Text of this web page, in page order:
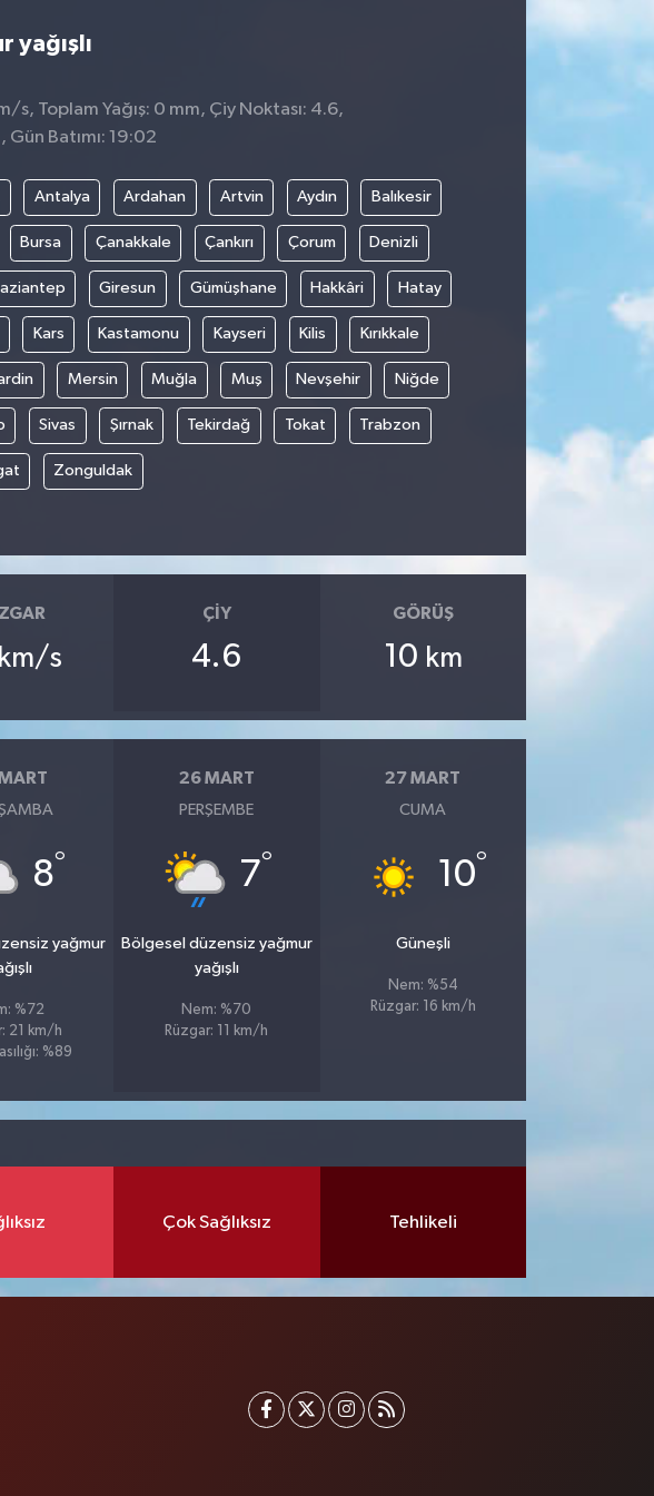
yağışlı
s, Toplam Yağış: 0 mm, Çiy Noktası: 4.6,
Batımı: 19:02
Antalya Ardahan Artvin Aydın Balıkesir
Bursa Çanakkale Çankırı Çorum Denizli
Giresun Gümüşhane Hakkâri Hatay
Kars Kastamonu Kayseri Kilis Kırıkkale
Mersin Muğla Muş Nevşehir Niğde
Sivas Şırnak Tekirdağ Tokat Trabzon
Zonguldak
km/s
ÇIY
4.6
GÖRÜŞ
10 km
8°
yağmur
%72
21 km/h
%89
26 MART
PERŞEMBE
7°
Bölgesel düzensiz yağmur
yağışlı
Nem: %70
Rüzgar: 11 km/h
27 MART
CUMA
10°
Güneşli
Nem: %54
Rüzgar: 16 km/h
Çok Sağlıksız Tehlikeli